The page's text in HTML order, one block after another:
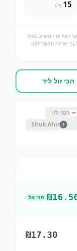
15 מ"ג
הפירוט המופיע באתר
אריזת המוצר לפני
הכי זול ליד
רמי לוי
S
Shuk Ahir
₪ הכי זול
₪17.30